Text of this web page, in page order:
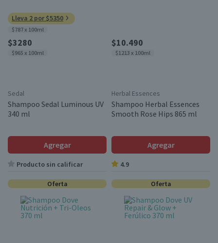
Lleva 2 por $5350
$787 x 100ml
$3280
$965 x 100ml
Sedal
Shampoo Sedal Luminous UV
340 ml
Agregar
Producto sin calificar
$10.490
$1213 x 100ml
Herbal Essences
Shampoo Herbal Essences
Smooth Rose Hips 865 ml
Agregar
4.9
Oferta Oferta